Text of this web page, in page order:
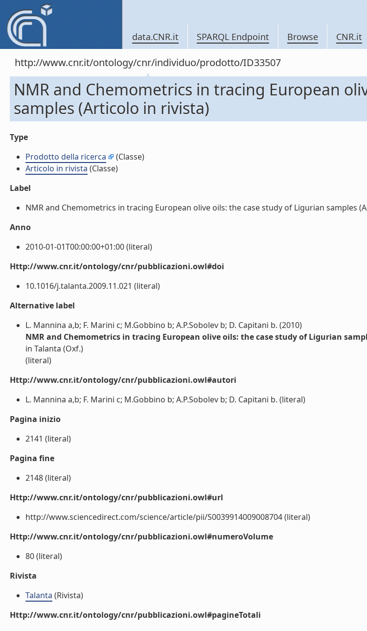
data.CNR.it SPARQL Endpoint Browse CNR.it
http://www.cnr.it/ontology/cnr/individuo/prodotto/ID33507
NMR and Chemometrics in tracing European
samples (Articolo in rivista)
Type
Prodotto della ricerca
(Classe)
Articolo in rivista (Classe)
Label
NMR and Chemometrics in tracing European olive oils: the case study of Ligurian samples
Anno
2010-01-01T00:00:00+01:00 (literal)
Http://www.cnr.it/ontology/cnr/pubblicazioni.owl#doi
10.1016/j.talanta.2009.11.021 (literal)
Alternative label
L. Mannina a,b; F. Marini c; M.Gobbino b; A.P.Sobolev b; D. Capitani b. (2010)
NMR and Chemometrics in tracing European olive oils: the case study of Ligurian
in Talanta (Oxf.)
(literal)
Http://www.cnr.it/ontology/cnr/pubblicazioni.owl#autori
L. Mannina a,b; F. Marini c; M.Gobbino b; A.P.Sobolev b; D. Capitani b. (literal)
Pagina inizio
2141 (literal)
Pagina fine
2148 (literal)
Http://www.cnr.it/ontology/cnr/pubblicazioni.owl#url
http://www.sciencedirect.com/science/article/pii/S0039914009008704 (literal)
Http://www.cnr.it/ontology/cnr/pubblicazioni.owl#numeroVolume
80 (literal)
Rivista
Talanta (Rivista)
Http://www.cnr.it/ontology/cnr/pubblicazioni.owl#pagineTotali